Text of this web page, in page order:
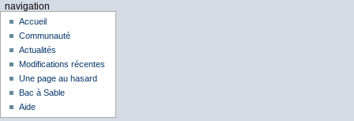
navigation
Accueil
Communauté
Actualités
Modifications récentes
Une page au hasard
Bac à Sable
Aide